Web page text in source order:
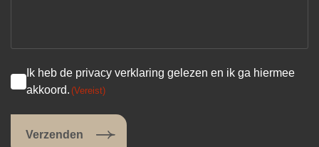
Ik heb de privacy verklaring gelezen en ik ga hiermee
akkoord. (Vereist)